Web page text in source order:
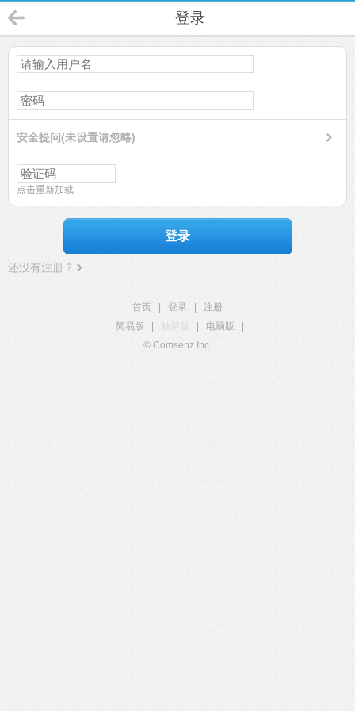
登录
安全提问(未设置请忽略)
点击重新加载
登录
还没有注册？
首页 登录
注册
简易版
触屏版 电脑版
© Comsenz Inc.